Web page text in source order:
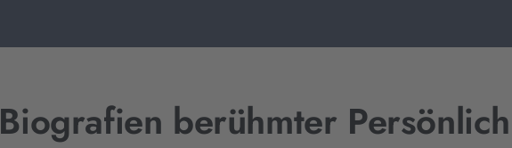
Biografien berühmter